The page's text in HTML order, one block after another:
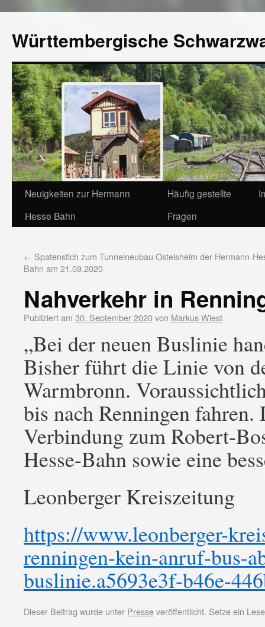
Württembergische
Neuigkeiten zur Hermann
Hesse Bahn
Häufig gestellte
Fragen
← Spatenstich zum Tunnelneubau Ostelsheim der Hermann-
Bahn am 21.09.2020
Nahverkehr in
Publiziert am 30. September 2020von Markus Wiest
„Bei der neuen Buslinie
Bisher führt die Linie von
Warmbronn.
bis nach Renningen fahren.
Verbindung zum Robert-
Hesse-Bahn sowie eine
Leonberger Kreiszeitung
https://www.leonberger-
renningen-kein-anruf-bus-
buslinie.a5693e3f-b46e-
Dieser Beitrag wurde unter Presseveröffentlicht. Setze ein